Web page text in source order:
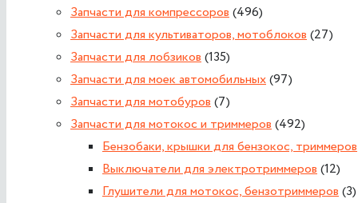
Запчасти для компрессоров (496)
Запчасти для культиваторов, мотоблоков (27)
Запчасти для лобзиков (135)
Запчасти для моек автомобильных(97)
Запчасти для мотобуров (7)
Запчасти для мотокос и триммеров (492)
Бензобаки, крышки для бензокос, триммеров
Выключатели для электротриммеров (12)
Глушители для мотокос, бензотриммеров (3)